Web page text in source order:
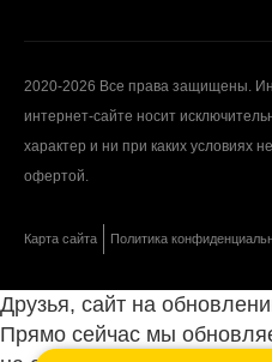
2020-2026 Все права защищены.
интернет-сайте носит
характер и ни при каких условиях
офертой.
Карта сайта Политика
Друзья, сайт на
Прямо сейчас мы